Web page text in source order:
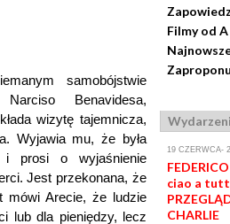
samobójstwie
Benavidesa,
wizytę tajemnicza,
Wyjawia mu, że była
i prosi o wyjaśnienie
Jest przekonana, że
mówi Arecie, że ludzie
lub dla pieniędzy, lecz
Filmy od
19 CZERWCA-
ciao a
CHARLIE